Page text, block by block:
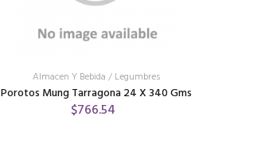
Almacen Y Bebida / Legumbres
Porotos Mung Tarragona 24 X 340 Gms
$766.54